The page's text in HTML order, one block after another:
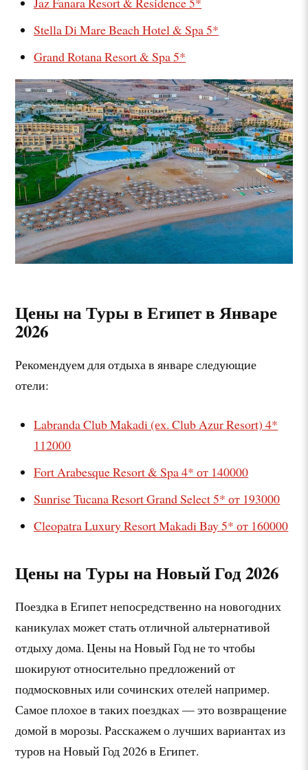
Stella Di Mare Beach Hotel & Spa 5*
Grand Rotana Resort & Spa5*
Цены на Туры в Египет в Январе
2026
Рекомендуем для отдыха в январе следующие
отели:
Labranda Club Makadi (ех. Club Azur Resort) 4*
112000
Fort Arabesque Resort & Spa 4* от 140000
Sunrise Tucana Resort Grand Select5* от 193000
Cleopatra Luxury Resort Makadi Bay 5* от 160000
Цены на Туры на Новый Год 2026
Поездка в Египет непосредственно на новогодних
каникулах может стать отличной альтернативой
отдыху дома. Цены на Новый Год не то чтобы
шокируют относительно предложений от
подмосковных или сочинских отелей например.
Самое плохое в таких поездках — это возвращение
домой в морозы. Расскажем о лучших вариантах из
туров на Новый Год 2026 в Египет.